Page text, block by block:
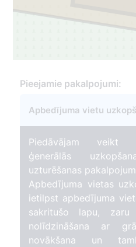
Pieejamie pakalpojumi:
Apbedījuma vietu
Piedāvājam veikt
ģenerālās
uzturēšanas
Apbedījuma vietas
ietilpst apbedījuma
sakritušo lapu, zaru
nolīdzināšana ar
novākšana un